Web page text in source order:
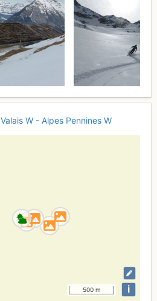
Valais W - Alpes Pennines W
500 m i